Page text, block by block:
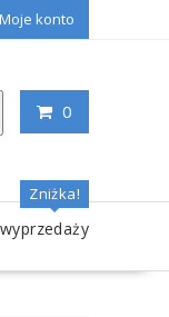
Moje konto
0
Zniżka!